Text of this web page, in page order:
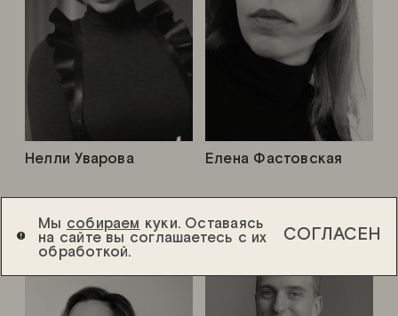
Нелли Уварова Елена Фастовская
Мы собираем куки. Оставаясь
на сайте вы соглашаетесь с их
обработкой.
СОГЛАСЕН